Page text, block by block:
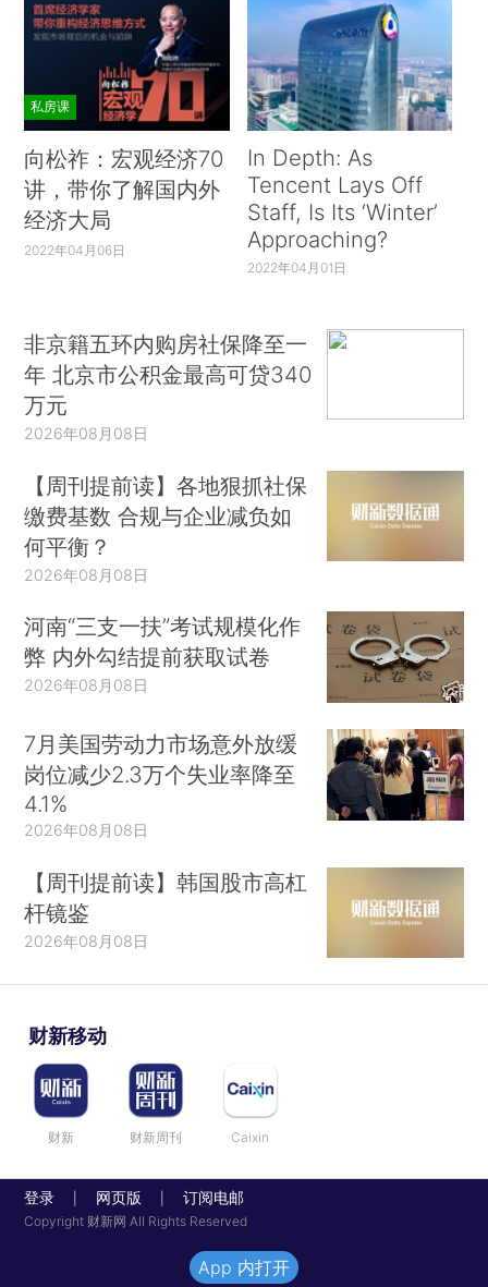
私房课
向松祚：宏观经济70
讲，带你了解国内外
经济大局
2022年04月06日
In Depth: As
Tencent Lays Off
Staff, Is Its ‘Winter’
Approaching?
2022年04月01日
非京籍五环内购房社保降至一
年 北京市公积金最高可贷340
万元
2026年08月08日
【周刊提前读】各地狠抓社保
缴费基数 合规与企业减负如
何平衡？
2026年08月08日
河南“三支一扶”考试规模化作
弊 内外勾结提前获取试卷
2026年08月08日
7月美国劳动力市场意外放缓
岗位减少2.3万个失业率降至
4.1%
2026年08月08日
【周刊提前读】韩国股市高杠
杆镜鉴
2026年08月08日
财新移动
财新 财新周刊 Caixin
登录 网页版 订阅电邮
Copyright 财新网 All Rights Reserved
App 内打开